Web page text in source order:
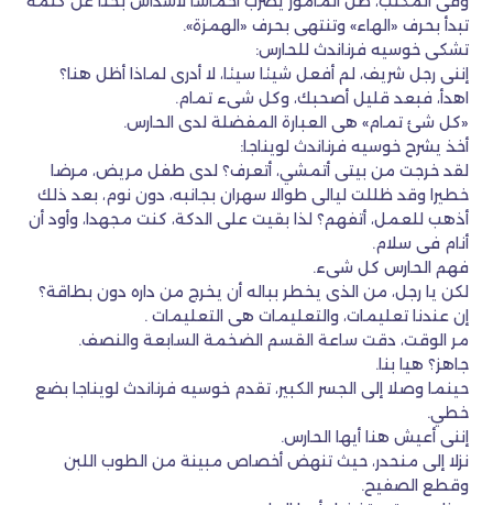
تبدأ بحرف «الهاء» وتنتهى بحرف «الهمزة».
تشكى خوسيه فرناندث للحارس:
إننى رجل شريف، لم أفعل شيئا سيئا، لا أدرى لماذا أظل هنا؟
اهدأ، فبعد قليل أصحبك، وكل شىء تمام.
«كل شئ تمام» هى العبارة المفضلة لدى الحارس.
أخذ يشرح خوسيه فرناندث لويناجا:
لقد خرجت من بيتى أتمشي، أتعرف؟ لدى طفل مريض، مرضا
خطيرا وقد ظللت ليالى طوالا سهران بجانبه، دون نوم، بعد ذلك
أذهب للعمل، أتفهم؟ لذا بقيت على الدكة، كنت مجهدا، وأود أن
أنام فى سلام.
فهم الحارس كل شىء.
لكن يا رجل، من الذى يخطر بباله أن يخرج من داره دون بطاقة؟
إن عندنا تعليمات، والتعليمات هى التعليمات .
مر الوقت، دقت ساعة القسم الضخمة السابعة والنصف.
جاهز؟ هيا بنا.
حينما وصلا إلى الجسر الكبير، تقدم خوسيه فرناندث لويناجا بضع
خطي.
إننى أعيش هنا أيها الحارس.
نزلا إلى منحدر، حيث تنهض أخصاص مبينة من الطوب اللبن
وقطع الصفيح.